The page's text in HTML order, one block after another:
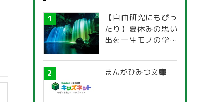
【自由研究にもぴっ
たり】夏休みの思い
出を一生モノの学び
探究ガイド
まんがひみつ文庫